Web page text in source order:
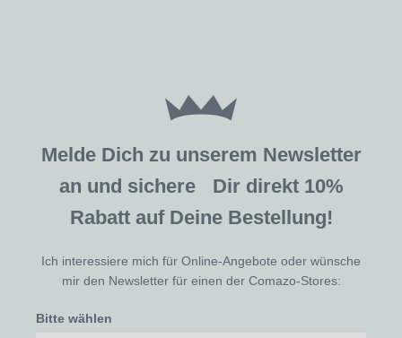
Melde Dich zu unserem Newsletter
an und sichere Dir direkt 10%
Rabatt auf Deine Bestellung!
Ich interessiere mich für Online-Angebote oder wünsche
mir den Newsletter für einen der Comazo-Stores:
Bitte wählen